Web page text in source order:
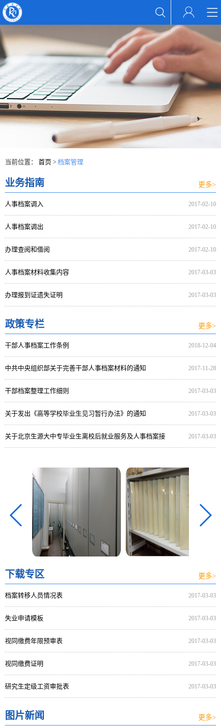
当前位置： 首页 > 档案管理
业务指南 更多>
人事档案调入 2017-02-10
人事档案调出 2017-02-10
办理查阅和借阅 2017-02-10
人事档案材料收集内容 2017-03-03
办理报到证遗失证明 2017-03-03
政策专栏 更多>
干部人事档案工作条例 2018-12-04
中共中央组织部关于完善干部人事档案材料的通知 2017-11-28
干部档案整理工作细则 2017-03-03
关于发出《高等学校毕业生见习暂行办法》的通知 2017-03-03
关于北京生源大中专毕业生离校后就业服务及人事档案接 2017-03-03
下载专区 更多>
档案转移人员情况表 2017-03-03
失业申请模板 2017-03-03
视同缴费年限预审表 2017-03-03
视同缴费证明 2017-03-03
研究生定级工资审批表 2017-03-03
图片新闻 更多>